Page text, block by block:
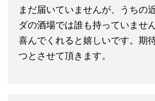
まだ届いていませんが、うちの
ダの酒場では誰も持っていませ
喜んでくれると嬉しいです。期
つとさせて頂きます。